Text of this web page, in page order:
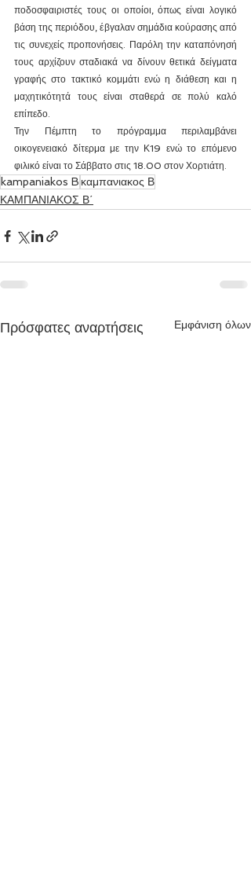
ποδοσφαιριστές τους οι οποίοι, όπως είναι λογικό
βάση της περιόδου, έβγαλαν σημάδια κούρασης από
τις συνεχείς προπονήσεις. Παρόλη την καταπόνησή
τους αρχίζουν σταδιακά να δίνουν θετικά δείγματα
γραφής στο τακτικό κομμάτι ενώ η διάθεση και η
μαχητικότητά τους είναι σταθερά σε πολύ καλό
επίπεδο.
Την Πέμπτη το πρόγραμμα περιλαμβάνει
οικογενειακό δίτερμα με την Κ19 ενώ το επόμενο
φιλικό είναι το Σάββατο στις 18.00 στον Χορτιάτη.
kampaniakos B καμπανιακος Β
ΚΑΜΠΑΝΙΑΚΟΣ Β΄
Πρόσφατες αναρτήσεις Εμφάνιση όλων